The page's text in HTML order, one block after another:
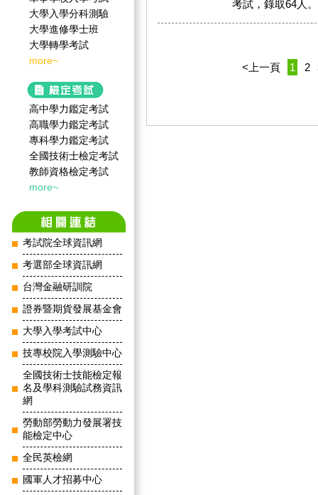
大學入學分科測驗
大學進修學士班
大學轉學考試
more~
高中學力鑑定考試
高職學力鑑定考試
專科學力鑑定考試
全國技術士檢定考試
教師資格檢定考試
more~
考試院全球資訊網
考選部全球資訊網
台灣金融研訓院
證券暨期貨發展基金會
大學入學考試中心
技專校院入學測驗中心
全國技術士技能檢定報
名及學科測驗試務資訊
網
勞動部勞動力發展署技
能檢定中心
全民英檢網
國軍人才招募中心
考試，錄取64人。
<上一頁 1 2